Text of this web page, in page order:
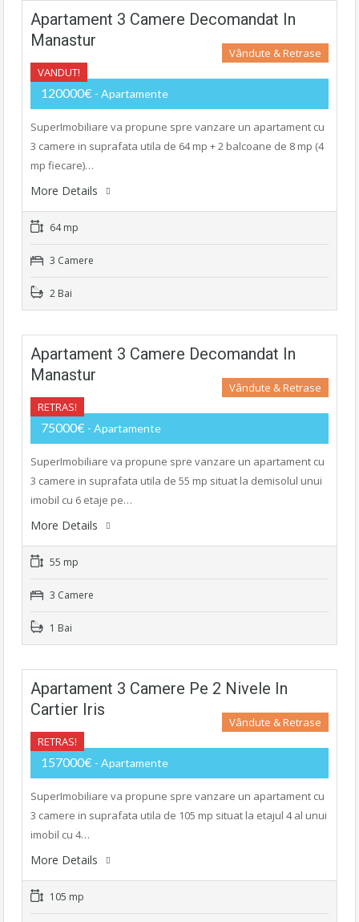
Apartament 3 Camere Decomandat In
Manastur
VANDUT!
Vândute & Retrase
120000€ - Apartamente
SuperImobiliare va propune spre vanzare un apartament cu
3 camere in suprafata utila de 64 mp + 2 balcoane de 8 mp (4
mp fiecare)…
More Details
64 mp
3 Camere
2 Bai
Apartament 3 Camere Decomandat In
Manastur
RETRAS!
Vândute & Retrase
75000€ - Apartamente
SuperImobiliare va propune spre vanzare un apartament cu
3 camere in suprafata utila de 55 mp situat la demisolul unui
imobil cu 6 etaje pe…
More Details
55 mp
3 Camere
1 Bai
Apartament 3 Camere Pe 2 Nivele In
Cartier Iris
RETRAS!
Vândute & Retrase
157000€ - Apartamente
SuperImobiliare va propune spre vanzare un apartament cu
3 camere in suprafata utila de 105 mp situat la etajul 4 al unui
imobil cu 4…
More Details
105 mp